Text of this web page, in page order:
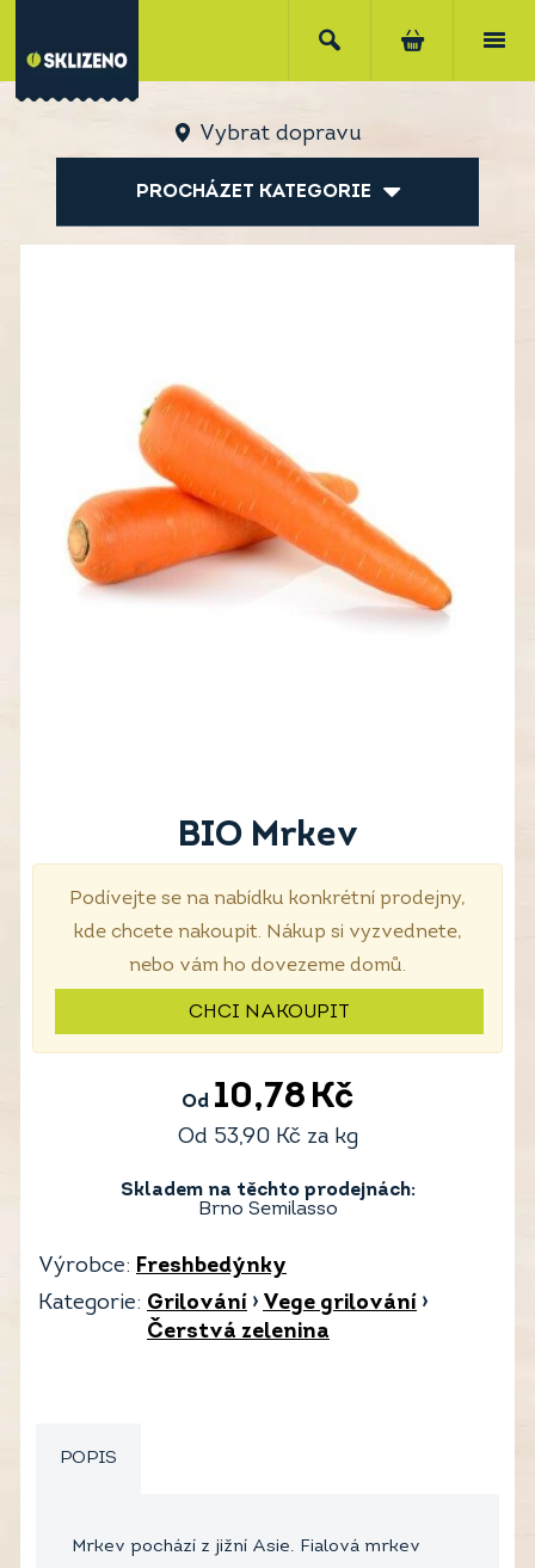
Vybrat dopravu
PROCHÁZET KATEGORIE
BIO Mrkev
Podívejte se na nabídku konkrétní prodejny,
kde chcete nakoupit. Nákup si vyzvednete,
nebo vám ho dovezeme domů.
CHCI NAKOUPIT
Od 10,78 Kč
Od 53,90 Kč za kg
Skladem na těchto prodejnách:
Brno Semilasso
Výrobce: Freshbedýnky
Kategorie: Grilování › Vege grilování ›
Čerstvá zelenina
POPIS
Mrkev pochází z jižní Asie. Fialová mrkev